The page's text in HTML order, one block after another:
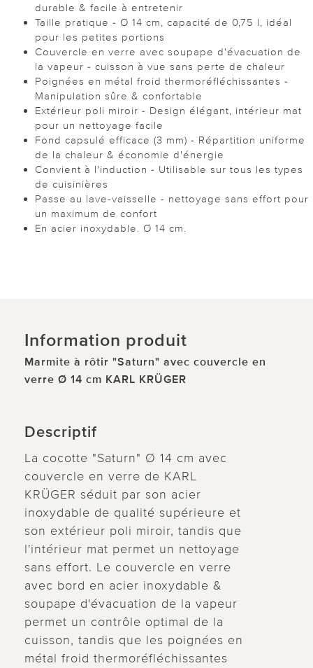
durable & facile à entretenir
Taille pratique - Ø 14 cm, capacité de 0,75 l, idéal
pour les petites portions
Couvercle en verre avec soupape d'évacuation de
la vapeur - cuisson à vue sans perte de chaleur
Poignées en métal froid thermoréfléchissantes -
Manipulation sûre & confortable
Extérieur poli miroir - Design élégant, intérieur mat
pour un nettoyage facile
Fond capsulé efficace (3 mm) - Répartition uniforme
de la chaleur & économie d'énergie
Convient à l'induction - Utilisable sur tous les types
de cuisinières
Passe au lave-vaisselle - nettoyage sans effort pour
un maximum de confort
En acier inoxydable. Ø 14 cm.
Information produit
Marmite à rôtir "Saturn" avec couvercle en
verre Ø 14 cm KARL KRÜGER
Descriptif
La cocotte "Saturn" Ø 14 cm avec
couvercle en verre de KARL
KRÜGER séduit par son acier
inoxydable de qualité supérieure et
son extérieur poli miroir, tandis que
l'intérieur mat permet un nettoyage
sans effort. Le couvercle en verre
avec bord en acier inoxydable &
soupape d'évacuation de la vapeur
permet un contrôle optimal de la
cuisson, tandis que les poignées en
métal froid thermoréfléchissantes